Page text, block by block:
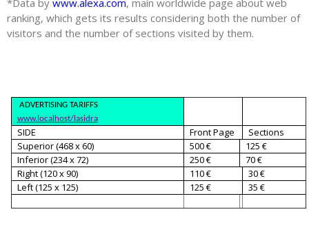
*Data by www.alexa.com, main worldwide page about web
ranking, which gets its results considering both the number of
visitors and the number of sections visited by them.
ADVERTISING TARIFFS
www.localhost/lasidra
SIDE Front Page
Sections
Superior (468 x 60)
500 €
125 €
Inferior (234 x 72)
250 €
70 €
Right (120 x 90)
110 €
30 €
Left (125 x 125)
125 € 35 €